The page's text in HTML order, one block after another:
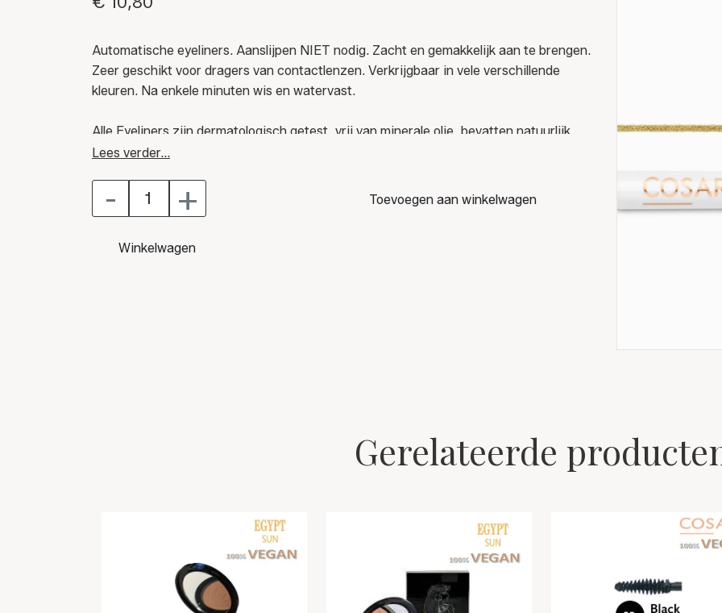
Automatische eyeliners. Aanslijpen NIET nodig. Zacht en gemakkelijk aan te brengen.
Zeer geschikt voor dragers van contactlenzen. Verkrijgbaar in vele verschillende
kleuren. Na enkele minuten wis en watervast.
Alle Eyeliners zijn dermatologisch getest, vrij van minerale olie, bevatten natuurlijk
Bisabolol en Provitamine E.
Lees verder...
- + Toevoegen aan winkelwagen
Winkelwagen
Gerelateerde